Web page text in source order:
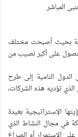
المباشر
بحيث أصبحت مختلف
على أكبر نصيب من
الدول النامية إلى طرح
الذي تؤديه هذه الشركات،
الإستراتيجية بعيدة
في مجال النشاط الذي